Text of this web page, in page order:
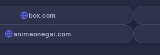
box.com
animeonegai.com